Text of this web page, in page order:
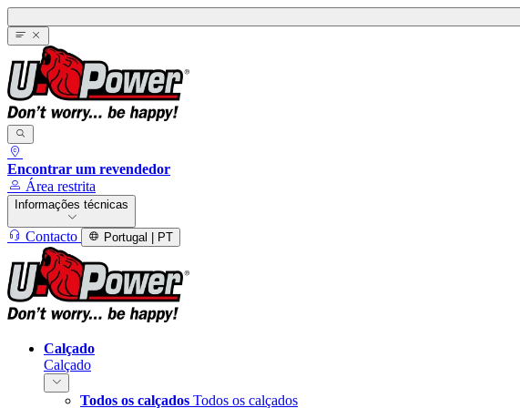
Encontrar um revendedor
Área restrita
Informações técnicas
Contacto Portugal | PT
Calçado
Calçado
Todos os calçados Todos os calçados